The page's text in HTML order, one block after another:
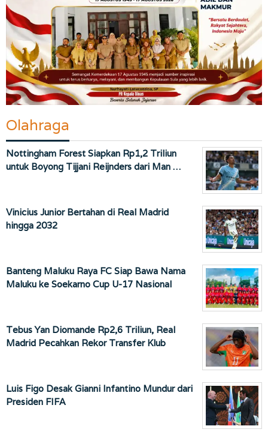
Olahraga
Nottingham Forest Siapkan Rp1,2 Triliun
untuk Boyong Tijjani Reijnders dari Man …
Vinicius Junior Bertahan di Real Madrid
hingga 2032
Banteng Maluku Raya FC Siap Bawa Nama
Maluku ke Soekarno Cup U-17 Nasional
Tebus Yan Diomande Rp2,6 Triliun, Real
Madrid Pecahkan Rekor Transfer Klub
Luis Figo Desak Gianni Infantino Mundur dari
Presiden FIFA